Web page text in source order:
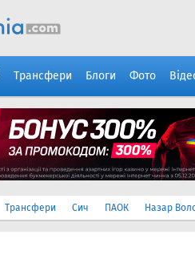
Трансфери Блоги Фото
Трансфери Сич ПАОК Назар